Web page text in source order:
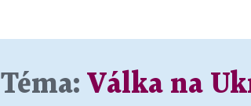
Téma: Válka na